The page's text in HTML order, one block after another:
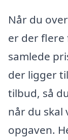
Når du
er der flere
samlede
der ligger
tilbud, så
når du
opgaven.